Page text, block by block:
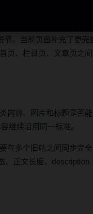
面，帮助移动端用户减少
。当前页面补充了更完
页、栏目页、文章页之
内容、图片和标题是否
继续沿用同一标准。
在多个旧站之间同步完
、正文长度、description